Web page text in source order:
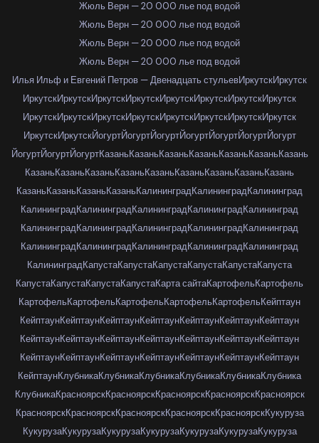
Жюль Верн — 20 000 лье под водой
Жюль Верн — 20 000 лье под водой
Жюль Верн — 20 000 лье под водой
Жюль Верн — 20 000 лье под водой
Илья Ильф и Евгений Петров — Двенадцать стульевИркутскИркутск
ИркутскИркутскИркутскИркутскИркутскИркутскИркутскИркутск
ИркутскИркутскИркутскИркутскИркутскИркутскИркутскИркутск
ИркутскИркутскЙогуртЙогуртЙогуртЙогуртЙогуртЙогуртЙогурт
ЙогуртЙогуртЙогуртКазаньКазаньКазаньКазаньКазаньКазаньКазань
КазаньКазаньКазаньКазаньКазаньКазаньКазаньКазаньКазань
КазаньКазаньКазаньКазаньКалининградКалининградКалининград
КалининградКалининградКалининградКалининградКалининград
КалининградКалининградКалининградКалининградКалининград
КалининградКалининградКалининградКалининградКалининград
КалининградКапустаКапустаКапустаКапустаКапустаКапуста
КапустаКапустаКапустаКапустаКарта сайтаКартофельКартофель
КартофельКартофельКартофельКартофельКартофельКейптаун
КейптаунКейптаунКейптаунКейптаунКейптаунКейптаунКейптаун
КейптаунКейптаунКейптаунКейптаунКейптаунКейптаунКейптаун
КейптаунКейптаунКейптаунКейптаунКейптаунКейптаунКейптаун
КейптаунКлубникаКлубникаКлубникаКлубникаКлубникаКлубника
КлубникаКрасноярскКрасноярскКрасноярскКрасноярскКрасноярск
КрасноярскКрасноярскКрасноярскКрасноярскКрасноярскКукуруза
КукурузаКукурузаКукурузаКукурузаКукурузаКукурузаКукуруза